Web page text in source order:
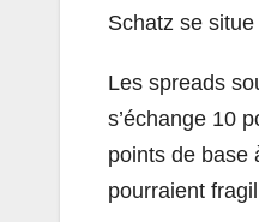
Schatz se
Les spreads
s’échange 10
points de base
pourraient